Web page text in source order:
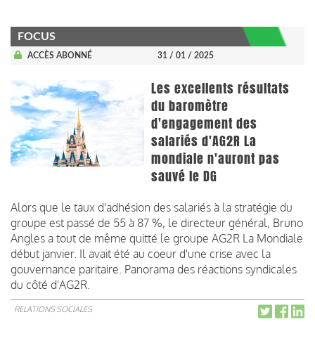
FOCUS
ACCÈS ABONNÉ 31 / 01 / 2025
Les excellents résultats
du baromètre
d'engagement des
salariés d'AG2R La
mondiale n'auront pas
sauvé le DG
Alors que le taux d'adhésion des salariés à la stratégie du
groupe est passé de 55 à 87 %, le directeur général, Bruno
Angles a tout de même quitté le groupe AG2R La Mondiale
début janvier. Il avait été au coeur d'une crise avec la
gouvernance paritaire. Panorama des réactions syndicales
du côté d'AG2R.
RELATIONS SOCIALES